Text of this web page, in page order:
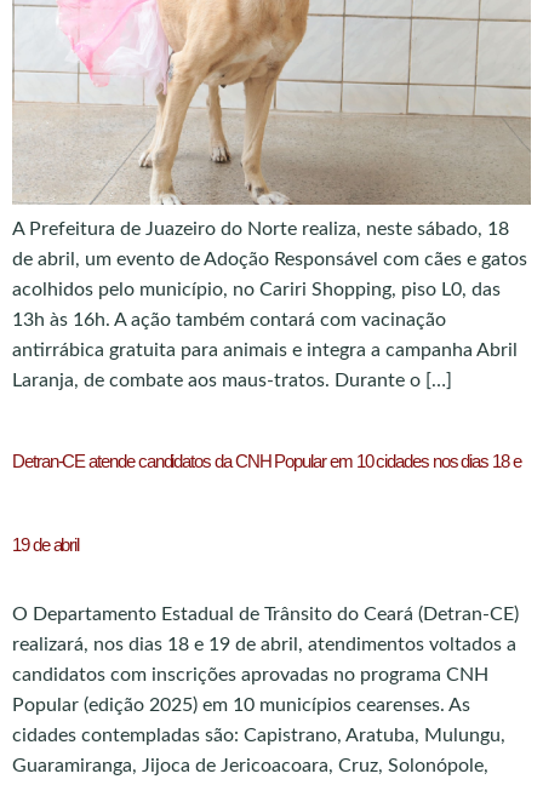
A Prefeitura de Juazeiro do Norte realiza, neste sábado, 18
de abril, um evento de Adoção Responsável com cães e gatos
acolhidos pelo município, no Cariri Shopping, piso L0, das
13h às 16h. A ação também contará com vacinação
antirrábica gratuita para animais e integra a campanha Abril
Laranja, de combate aos maus-tratos. Durante o […]
Detran-CE atende candidatos da CNH Popular em 10 cidades nos dias 18 e
19 de abril
O Departamento Estadual de Trânsito do Ceará (Detran-CE)
realizará, nos dias 18 e 19 de abril, atendimentos voltados a
candidatos com inscrições aprovadas no programa CNH
Popular (edição 2025) em 10 municípios cearenses. As
cidades contempladas são: Capistrano, Aratuba, Mulungu,
Guaramiranga, Jijoca de Jericoacoara, Cruz, Solonópole,